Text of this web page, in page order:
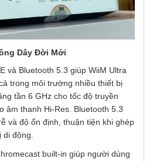
Dây Đời Mới
và Bluetooth 5.3 giúp WiiM Ultra
trong môi trường nhiều thiết bị
tần 6 GHz cho tốc độ truyền
âm thanh Hi-Res. Bluetooth 5.3
và độ ổn định, thuận tiện khi ghép
động.
built-in giúp người dùng